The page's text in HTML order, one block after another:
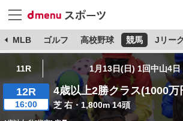
MLB ゴルフ 高校野球 競馬 Jリー
11R 1月13日(日) 1回中山4日
12R
16:00
4歳以上2勝クラス(1000万
芝 右・1,800m 14頭